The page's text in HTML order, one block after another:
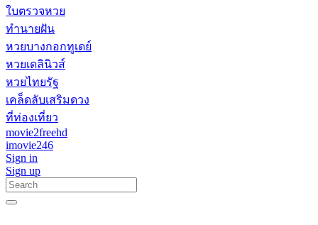
ใบตรวจหวย
ทำนายฝัน
หวยบางกอกทูเดย์
หวยเดลินิวส์
หวยไทยรัฐ
เคล็ดลับเสริมดวง
ที่ท่องเที่ยว
movie2freehd
imovie246
Sign in
Sign up